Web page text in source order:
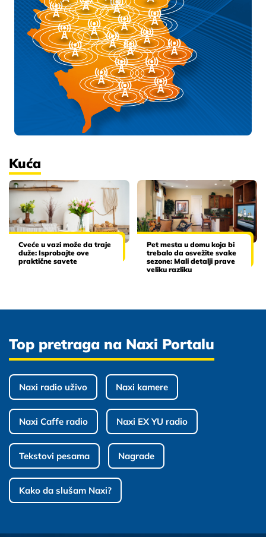
Kuća
Cveće u vazi može da traje
duže: Isprobajte ove
praktične savete
Pet mesta u domu koja bi
trebalo da osvežite svake
sezone: Mali detalji prave
veliku razliku
Top pretraga na Naxi Portalu
Naxi radio uživo Naxi kamere
Naxi Caffe radio Naxi EX YU radio
Tekstovi pesama Nagrade
Kako da slušam Naxi?